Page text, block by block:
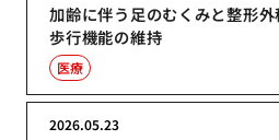
加齢に伴う足のむくみと整形
歩行機能の維持
医療
2026.05.23